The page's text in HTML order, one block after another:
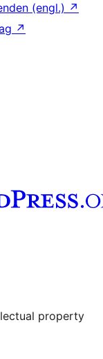
(engl.) ↗
↗
property